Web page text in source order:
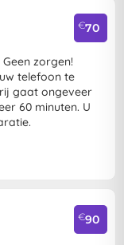
€70
zorgen!
telefoon te
gaat ongeveer
60 minuten. U
€90